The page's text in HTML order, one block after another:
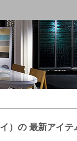
）の 最新アイテ